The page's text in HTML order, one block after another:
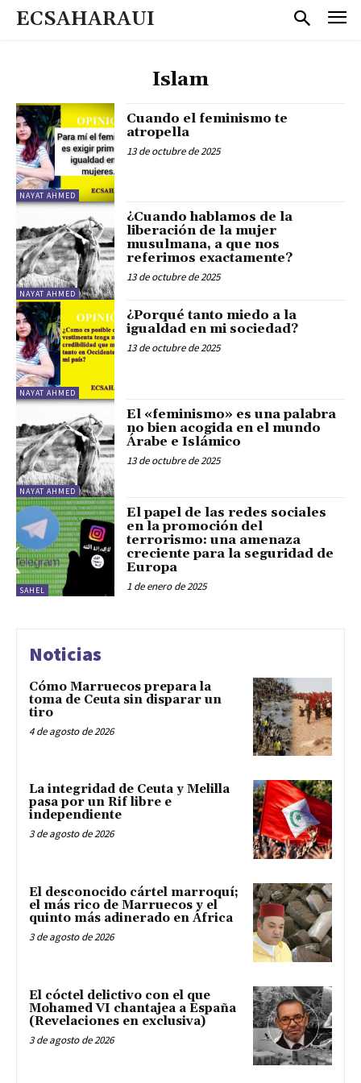
ECSAHARAUI
Islam
NAYAT AHMED
Cuando el feminismo te
atropella
13 de octubre de 2025
NAYAT AHMED
¿Cuando hablamos de la
liberación de la mujer
musulmana, a que nos
referimos exactamente?
13 de octubre de 2025
NAYAT AHMED
¿Porqué tanto miedo a la
igualdad en mi sociedad?
13 de octubre de 2025
NAYAT AHMED
El «feminismo» es una palabra
no bien acogida en el mundo
Árabe e Islámico
13 de octubre de 2025
SAHEL
El papel de las redes sociales
en la promoción del
terrorismo: una amenaza
creciente para la seguridad de
Europa
1 de enero de 2025
Noticias
Cómo Marruecos prepara la
toma de Ceuta sin disparar un
tiro
4 de agosto de 2026
La integridad de Ceuta y Melilla
pasa por un Rif libre e
independiente
3 de agosto de 2026
El desconocido cártel marroquí;
el más rico de Marruecos y el
quinto más adinerado en África
3 de agosto de 2026
El cóctel delictivo con el que
Mohamed VI chantajea a España
(Revelaciones en exclusiva)
3 de agosto de 2026